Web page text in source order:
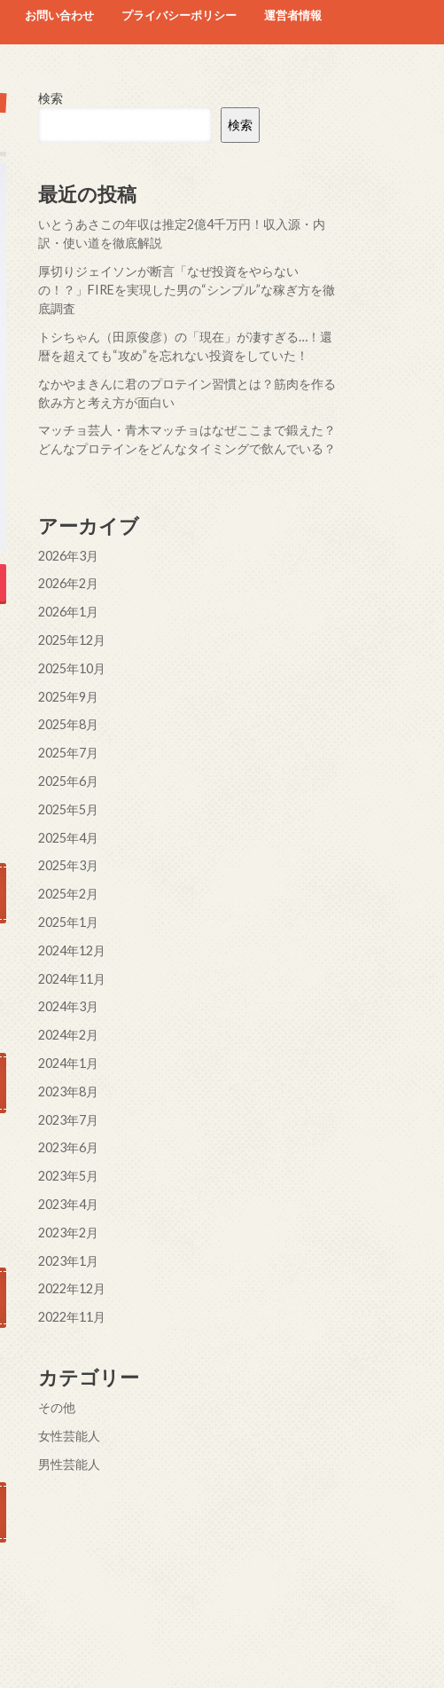
お問い合わせ プライバシーポリシー 運営者情報
検索
検索
最近の投稿
いとうあさこの年収は推定2億4千万円！収入源・内
訳・使い道を徹底解説
厚切りジェイソンが断言「なぜ投資をやらない
の！？」FIREを実現した男の“シンプル”な稼ぎ方を徹
底調査
トシちゃん（田原俊彦）の「現在」が凄すぎる…！還
暦を超えても“攻め”を忘れない投資をしていた！
なかやまきんに君のプロテイン習慣とは？筋肉を作る
飲み方と考え方が面白い
マッチョ芸人・青木マッチョはなぜここまで鍛えた？
どんなプロテインをどんなタイミングで飲んでいる？
アーカイブ
2026年3月
2026年2月
2026年1月
2025年12月
2025年10月
2025年9月
2025年8月
2025年7月
2025年6月
2025年5月
2025年4月
2025年3月
2025年2月
2025年1月
2024年12月
2024年11月
2024年3月
2024年2月
2024年1月
2023年8月
2023年7月
2023年6月
2023年5月
2023年4月
2023年2月
2023年1月
2022年12月
2022年11月
カテゴリー
その他
女性芸能人
男性芸能人